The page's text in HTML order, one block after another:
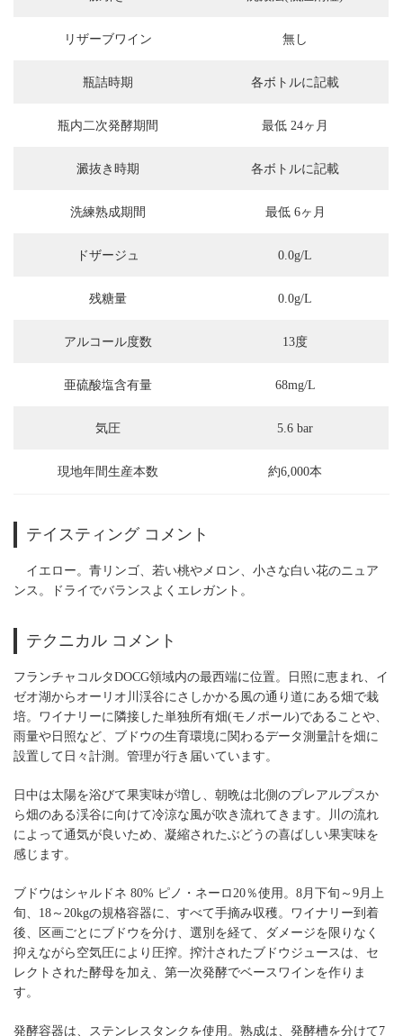
リザーブワイン 無し
瓶詰時期 各ボトルに記載
瓶内二次発酵期間 最低 24ヶ月
澱抜き時期 各ボトルに記載
洗練熟成期間 最低 6ヶ月
ドザージュ 0.0g/L
残糖量 0.0g/L
アルコール度数 13度
亜硫酸塩含有量 68mg/L
気圧 5.6 bar
現地年間生産本数 約6,000本
テイスティング コメント
イエロー。青リンゴ、若い桃やメロン、小さな白い花のニュア
ンス。ドライでバランスよくエレガント。
テクニカル コメント
フランチャコルタDOCG領域内の最西端に位置。日照に恵まれ、イ
ゼオ湖からオーリオ川渓谷にさしかかる風の通り道にある畑で栽
培。ワイナリーに隣接した単独所有畑(モノポール)であることや、
雨量や日照など、ブドウの生育環境に関わるデータ測量計を畑に
設置して日々計測。管理が行き届いています。
日中は太陽を浴びて果実味が増し、朝晩は北側のプレアルプスか
ら畑のある渓谷に向けて冷涼な風が吹き流れてきます。川の流れ
によって通気が良いため、凝縮されたぶどうの喜ばしい果実味を
感じます。
ブドウはシャルドネ 80% ピノ・ネーロ20％使用。8月下旬～9月上
旬、18～20kgの規格容器に、すべて手摘み収穫。ワイナリー到着
後、区画ごとにブドウを分け、選別を経て、ダメージを限りなく
抑えながら空気圧により圧搾。搾汁されたブドウジュースは、セ
レクトされた酵母を加え、第一次発酵でベースワインを作りま
す。
発酵容器は、ステンレスタンクを使用。熟成は、発酵槽を分けて7